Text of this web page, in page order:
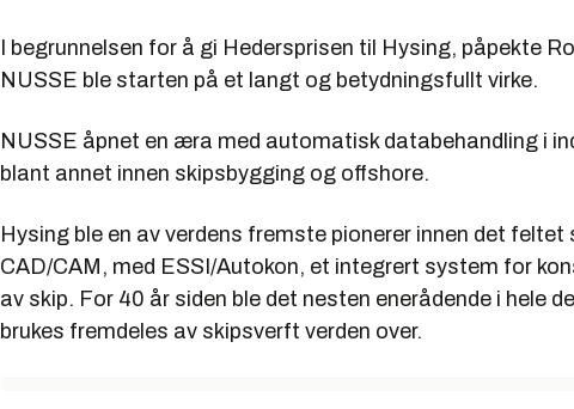
I begrunnelsen for å gi Hedersprisen til Hysing, påpekte
NUSSE ble starten på et langt og betydningsfullt virke.
NUSSE åpnet en æra med automatisk databehandling i
blant annet innen skipsbygging og offshore.
Hysing ble en av verdens fremste pionerer innen det feltet
CAD/CAM, med ESSI/Autokon, et integrert system for
av skip. For 40 år siden ble det nesten enerådende i hele
brukes fremdeles av skipsverft verden over.